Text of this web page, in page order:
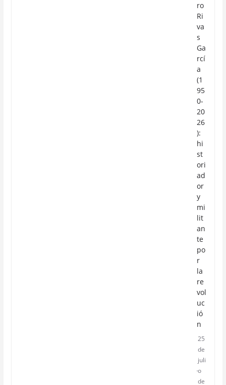
ro
Ri
va
s
Ga
rcí
a
(1
95
0-
20
26
):
hi
st
ori
ad
or
y
mi
lit
an
te
po
r
la
re
vol
uc
ió
n
25
de
juli
o
de